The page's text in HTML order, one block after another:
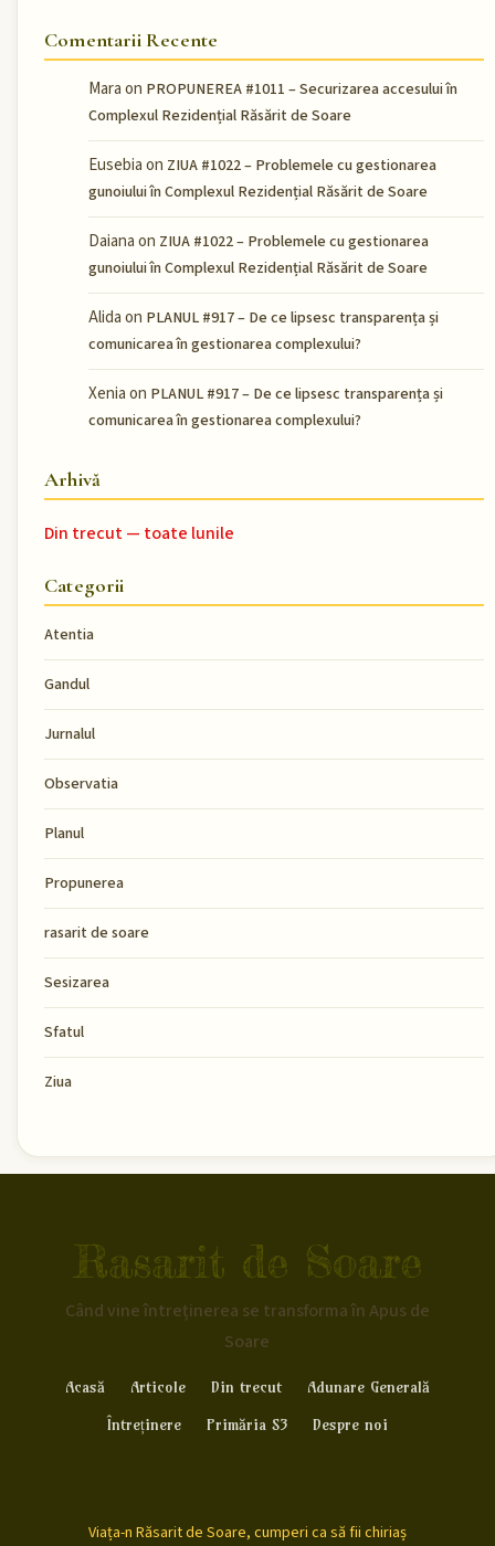
Comentarii Recente
Maraon PROPUNEREA #1011 – Securizarea accesului în
Complexul Rezidențial Răsărit de Soare
Eusebiaon ZIUA #1022 – Problemele cu gestionarea
gunoiului în Complexul Rezidențial Răsărit de Soare
Daianaon ZIUA #1022 – Problemele cu gestionarea
gunoiului în Complexul Rezidențial Răsărit de Soare
Alidaon PLANUL #917 – De ce lipsesc transparența și
comunicarea în gestionarea complexului?
Xeniaon PLANUL #917 – De ce lipsesc transparența și
comunicarea în gestionarea complexului?
Arhivă
Din trecut — toate lunile
Categorii
Atentia
Gandul
Jurnalul
Observatia
Planul
Propunerea
rasarit de soare
Sesizarea
Sfatul
Ziua
Rasarit de Soare
Când vine întreținerea se transforma în Apus de
Soare
Acasă Articole Din trecut
Adunare Generală
Întreținere
Primăria S3 Despre noi
Viața-n Răsarit de Soare, cumperi ca să fii chiriaș